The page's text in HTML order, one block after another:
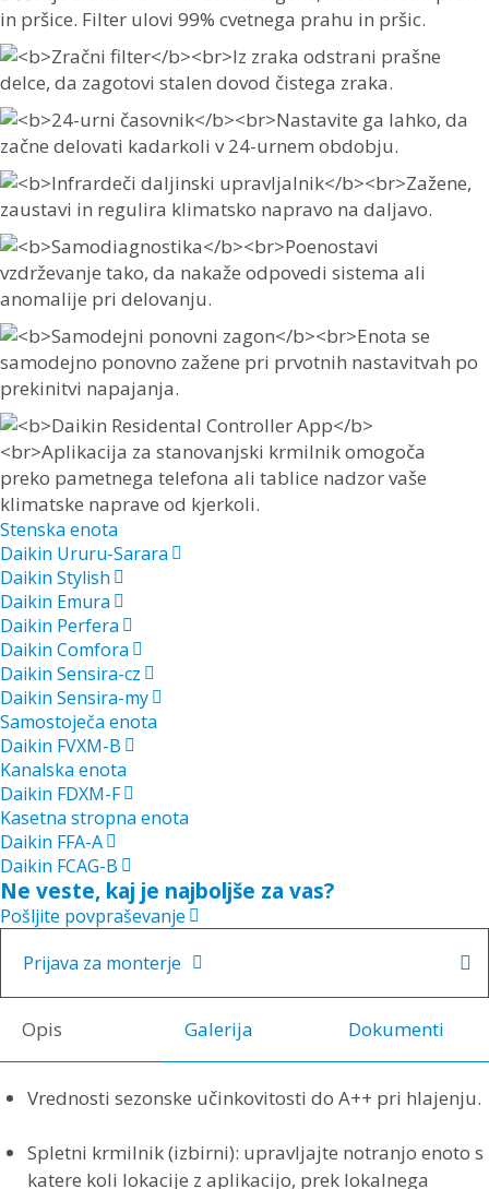
Stenska enota
Daikin Ururu-Sarara
Daikin Stylish
Daikin Emura
Daikin Perfera
Daikin Comfora
Daikin Sensira-cz
Daikin Sensira-my
Samostoječa enota
Daikin FVXM-B
Kanalska enota
Daikin FDXM-F
Kasetna stropna enota
Daikin FFA-A
Daikin FCAG-B
Ne veste, kaj je najboljše za vas?
Pošljite povpraševanje
Prijava za monterje
Login Form (monterji) (in-page)
Opis Galerija Dokumenti
Vrednosti sezonske učinkovitosti do A++ pri hlajenju.
Spletni krmilnik (izbirni): upravljajte notranjo enoto s
katere koli lokacije z aplikacijo, prek lokalnega